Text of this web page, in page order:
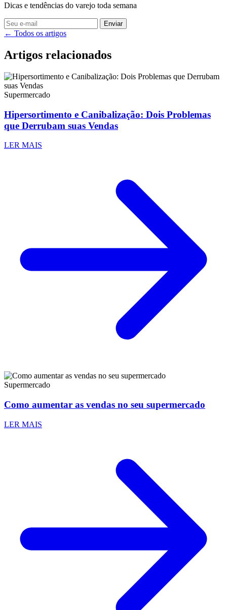
Dicas e tendências do varejo toda semana
Enviar
← Todos os artigos
Artigos relacionados
Supermercado
Hipersortimento e Canibalização: Dois Problemas
que Derrubam suas Vendas
LER MAIS
Supermercado
Como aumentar as vendas no seu supermercado
LER MAIS